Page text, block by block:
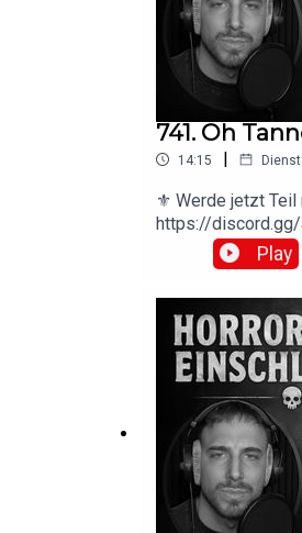
741. Oh
14:15 |
⚜️ Werde jetzt Teil
https://discord.gg/
https://
https://
Play